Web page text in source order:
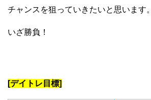
チャンスを狙っていきたいと思います。
いざ勝負！
[デイトレ目標]